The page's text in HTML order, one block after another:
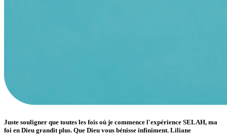
Juste souligner que toutes les fois où je commence l'expérience SELAH, ma
foi en Dieu grandit plus. Que Dieu vous bénisse infiniment. Liliane